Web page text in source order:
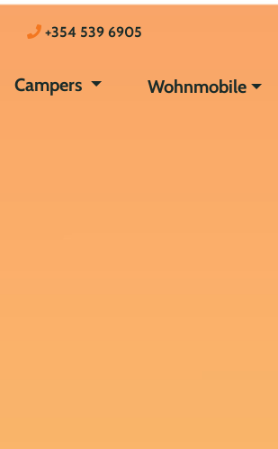
+354 539 6905
Campers Wohnmobile